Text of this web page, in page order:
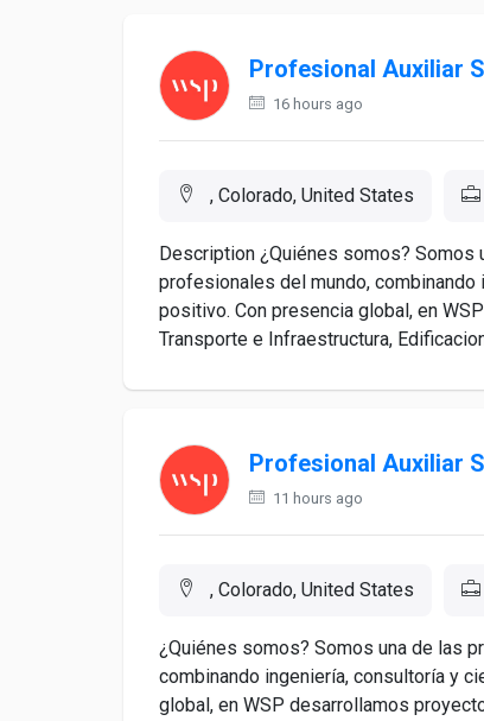
Profesional Auxiliar
16 hours ago
, Colorado, United States
Description ¿Quiénes somos?
profesionales del mundo, combinando
positivo. Con presencia global, en
Transporte e Infraestructura,
Profesional Auxiliar
11 hours ago
, Colorado, United States
¿Quiénes somos? Somos una de las
combinando ingeniería, consultoría y
global, en WSP desarrollamos